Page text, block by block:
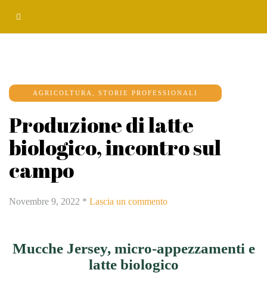
AGRICOLTURA STORIE PROFESSIONALI
Produzione di latte
biologico, incontro sul
campo
Novembre 9, 2022 * Lascia un commento
Mucche Jersey, micro-appezzamenti e
latte biologico